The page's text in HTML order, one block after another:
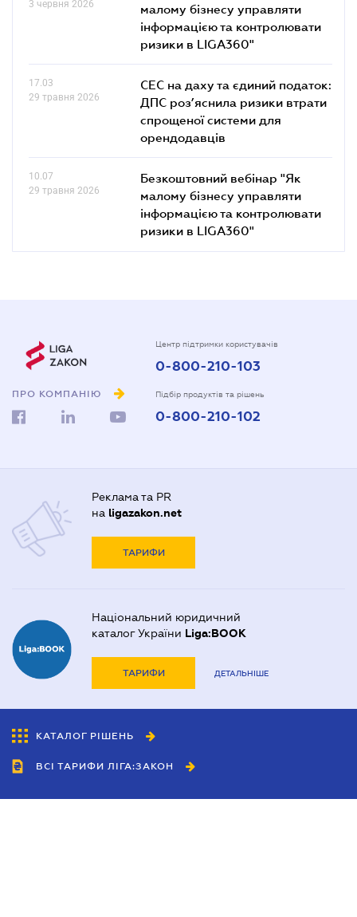
3 червня 2026
малому бізнесу управляти
інформацією та контролювати
ризики в LIGA360"
17.03
29 травня 2026
СЕС на даху та єдиний податок:
ДПС роз’яснила ризики втрати
спрощеної системи для
орендодавців
10.07
29 травня 2026
Безкоштовний вебінар "Як
малому бізнесу управляти
інформацією та контролювати
ризики в LIGA360"
ПРО КОМПАНІЮ
Центр підтримки користувачів
0-800-210-103
Підбір продуктів та рішень
0-800-210-102
Реклама та PR
на ligazakon.net
ТАРИФИ
Національний юридичний
каталог України Liga:BOOK
ТАРИФИ ДЕТАЛЬНІШЕ
КАТАЛОГ РІШЕНЬ
ВСІ ТАРИФИ ЛІГА:ЗАКОН